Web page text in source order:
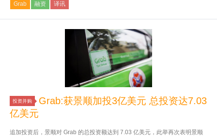
Grab 融资 译讯
投资并购
Grab:获景顺加投3亿美元 总投资达7.03
亿美元
追加投资后，景顺对 Grab 的总投资额达到 7.03 亿美元，此举再次表明景顺